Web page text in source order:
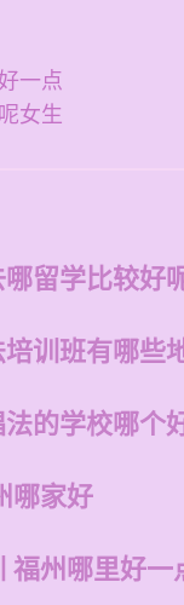
一点
女生
留学比较好
训班有哪些
的学校哪个
哪家好
福州哪里好一